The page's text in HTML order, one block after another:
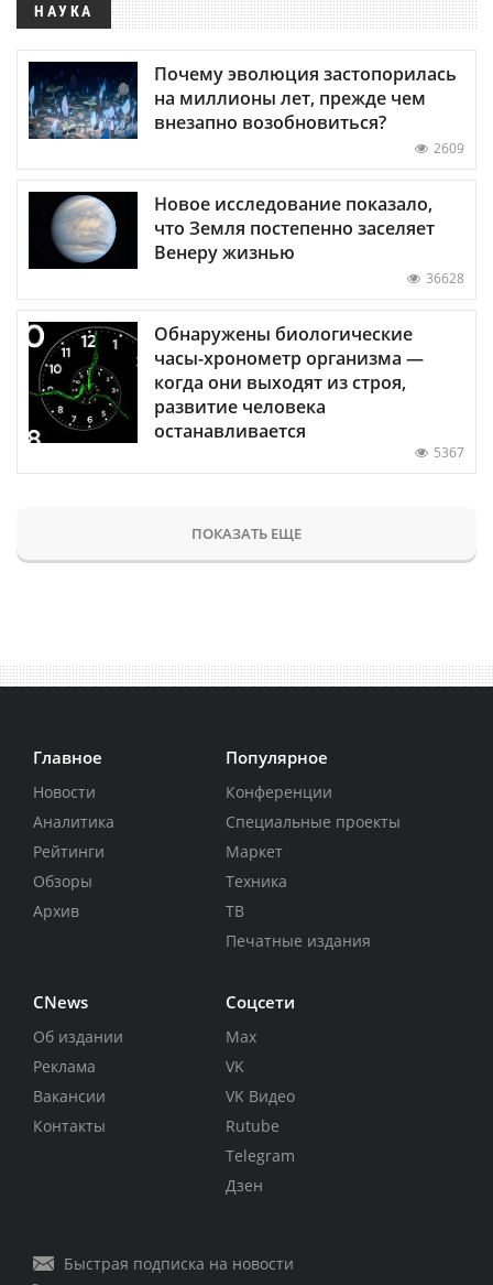
НАУКА
Почему эволюция застопорилась
на миллионы лет, прежде чем
внезапно возобновиться?
2609
Новое исследование показало,
что Земля постепенно заселяет
Венеру жизнью
36628
Обнаружены биологические
часы-хронометр организма —
когда они выходят из строя,
развитие человека
останавливается
5367
ПОКАЗАТЬ ЕЩЕ
Главное
Новости
Аналитика
Рейтинги
Обзоры
Архив
Популярное
Конференции
Специальные проекты
Маркет
Техника
ТВ
Печатные издания
CNews
Об издании
Реклама
Вакансии
Контакты
Соцсети
Max
VK
VK Видео
Rutube
Telegram
Дзен
Быстрая подписка на новости